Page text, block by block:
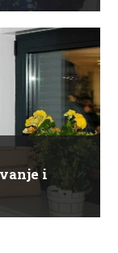
i